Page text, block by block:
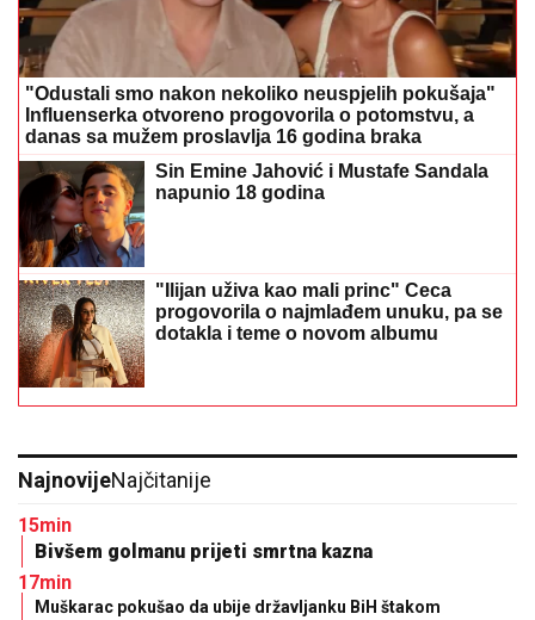
"Odustali smo nakon nekoliko neuspjelih pokušaja"
Influenserka otvoreno progovorila o potomstvu, a
danas sa mužem proslavlja 16 godina braka
Sin Emine Jahović i Mustafe Sandala
napunio 18 godina
"Ilijan uživa kao mali princ" Ceca
progovorila o najmlađem unuku, pa se
dotakla i teme o novom albumu
NajnovijeNajčitanije
15min
Bivšem golmanu prijeti smrtna kazna
17min
Muškarac pokušao da ubije državljanku BiH štakom